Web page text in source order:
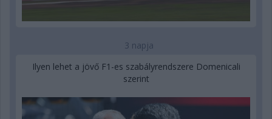
3 napja
Ilyen lehet a jövő F1-es szabályrendszere Domenicali
szerint